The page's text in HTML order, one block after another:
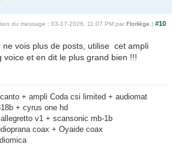
#10
du message : 03-17-2026, 11:07 PM par Florilège .)
ne vois plus de posts, utilise cet ampli
voice et en dit le plus grand bien !!!
+ ampli Coda csi limited + audiomat
+ cyrus one hd
v1 + scansonic mb-1b
coax + Oyaide coax